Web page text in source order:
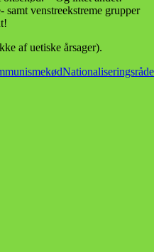
venstreekstreme grupper
af uetiske årsager).
kød